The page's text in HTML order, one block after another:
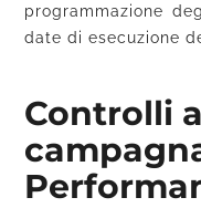
programmazione
date di esecuzione
Controlli